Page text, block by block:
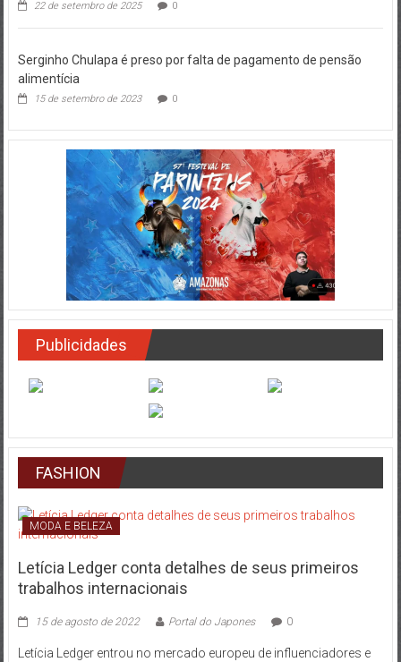
22 de setembro de 2025 0
Serginho Chulapa é preso por falta de pagamento de pensão
alimentícia
15 de setembro de 2023 0
Publicidades
FASHION
MODA E BELEZA
Letícia Ledger conta detalhes de seus primeiros
trabalhos internacionais
15 de agosto de 2022 Portal do Japones 0
Letícia Ledger entrou no mercado europeu de influenciadores e